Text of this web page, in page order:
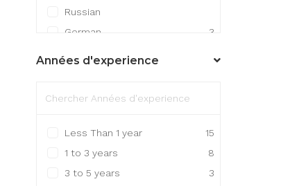
Russian
German
3
Années d'experience
Less Than 1 year
15
1 to 3 years
8
3 to 5 years
3